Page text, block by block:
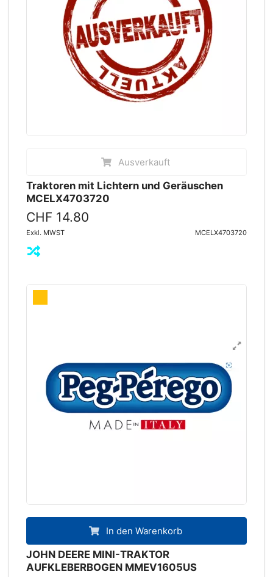
Ausverkauft
Traktoren mit Lichtern und Geräuschen
MCELX4703720
CHF 14.80
Exkl. MWST MCELX4703720
In den Warenkorb
JOHN DEERE MINI-TRAKTOR
AUFKLEBERBOGEN MMEV1605US